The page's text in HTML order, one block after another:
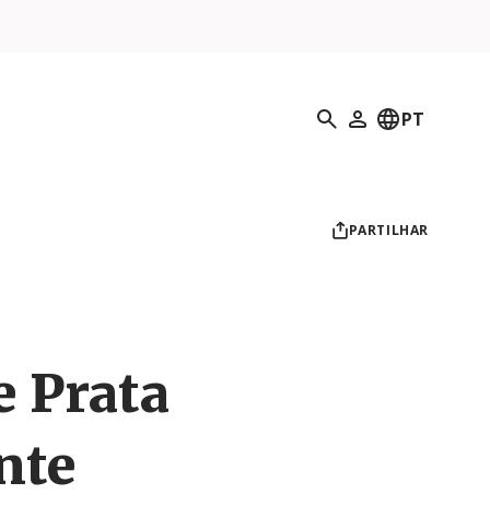
Pesquisar
O meu perfil
PT
PARTILHAR
Prata